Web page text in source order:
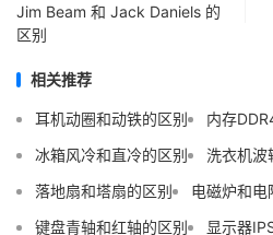
Jim Beam 和 Jack Daniels 的
区别
相关推荐
耳机动圈和动铁的区别
内存
冰箱风冷和直冷的区别
洗衣机波
落地扇和塔扇的区别
电磁炉和电
键盘青轴和红轴的区别
显示器